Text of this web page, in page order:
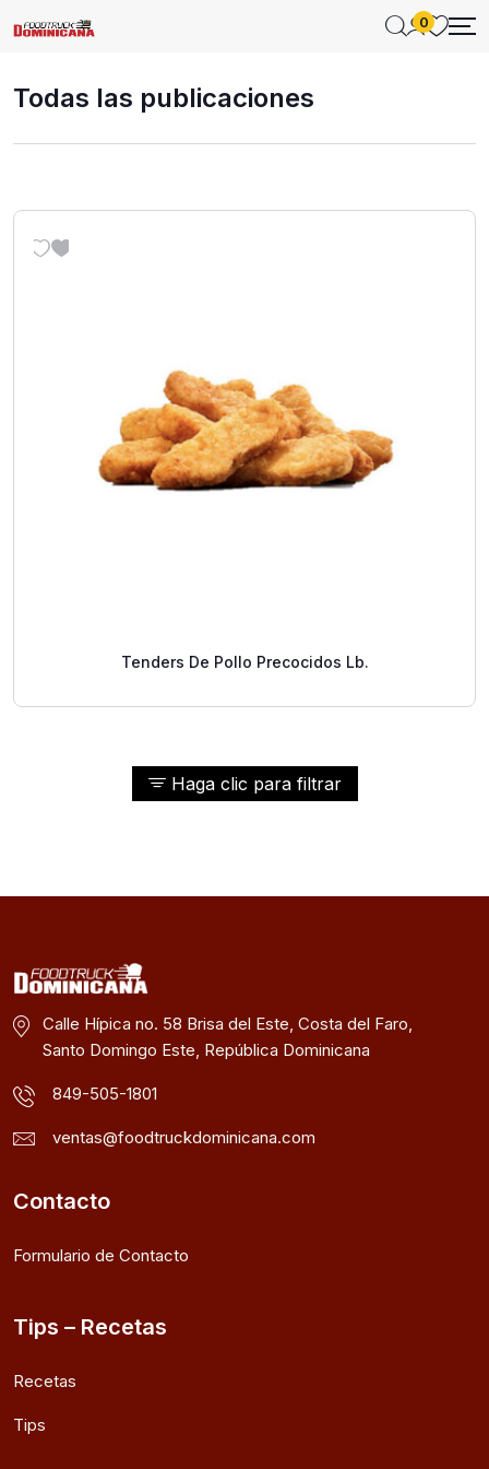
0
Todas las publicaciones
Haga clic para filtrar
Tenders De Pollo Precocidos Lb.
Calle Hípica no. 58 Brisa del Este, Costa del Faro,
Santo Domingo Este, República Dominicana
849-505-1801
ventas@foodtruckdominicana.com
Contacto
Formulario de Contacto
Tips – Recetas
Recetas
Tips